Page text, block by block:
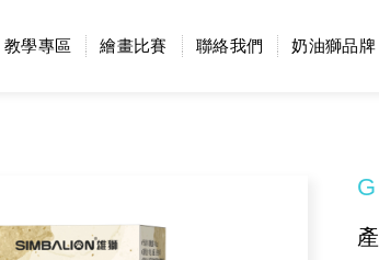
教學專區 繪畫比賽 聯絡我們 奶油獅品牌